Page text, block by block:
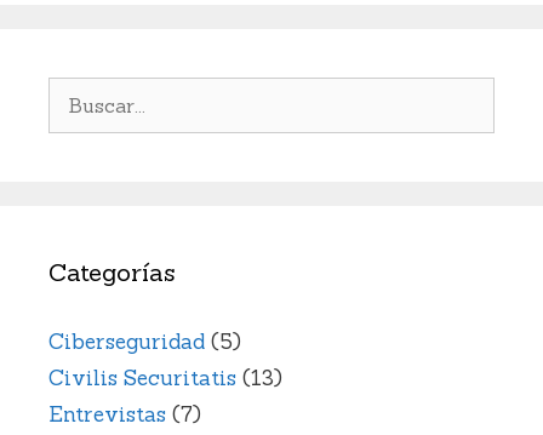
Categorías
Ciberseguridad (5)
Civilis Securitatis (13)
Entrevistas (7)